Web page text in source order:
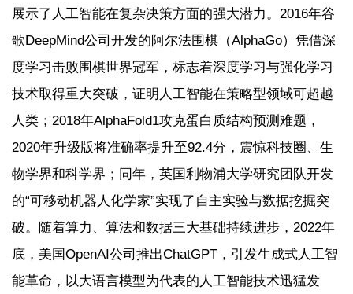
展示了人工智能在复杂决策方面的强大潜力。2016年谷
歌DeepMind公司开发的阿尔法围棋（AlphaGo）凭借深
度学习击败围棋世界冠军，标志着深度学习与强化学习
技术取得重大突破，证明人工智能在策略型领域可超越
人类；2018年AlphaFold1攻克蛋白质结构预测难题，
2020年升级版将准确率提升至92.4分，震惊科技圈、生
物学界和科学界；同年，英国利物浦大学研究团队开发
的“可移动机器人化学家”实现了自主实验与数据挖掘突
破。随着算力、算法和数据三大基础持续进步，2022年
底，美国OpenAI公司推出ChatGPT，引发生成式人工智
能革命，以大语言模型为代表的人工智能技术迅猛发